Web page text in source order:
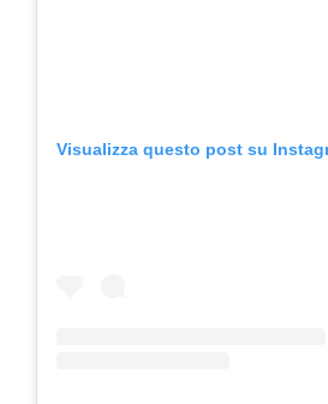
Visualizza questo post su